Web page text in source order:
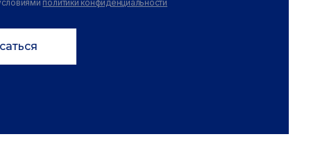
политики конфиденциальности